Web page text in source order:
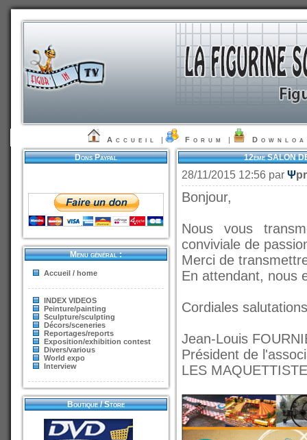
Accueil | Forum |
Dons Paypal
Menu général :
Accueil / home
INDEX VIDEOS
Peinture/painting
Sculpture/sculpting
Décors/sceneries
Reportages/reports
Exposition/exhibition contest
Divers/various
World expo
Interview
Boutique / Store
12ème SALON
28/11/2015 12:56 par Ψ
Bonjour,
Nous vous
conviviale de
Merci de
En attendant, nous
Cordiales
Jean-Louis
Président de
LES